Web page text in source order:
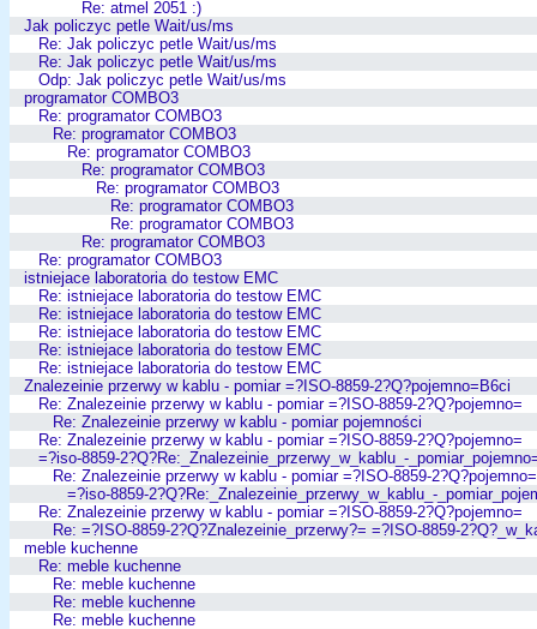
Re: atmel 2051 :)
Jak policzyc petle Wait/us/ms
Re: Jak policzyc petle Wait/us/ms
Re: Jak policzyc petle Wait/us/ms
Odp: Jak policzyc petle Wait/us/ms
programator COMBO3
Re: programator COMBO3
Re: programator COMBO3
Re: programator COMBO3
Re: programator COMBO3
Re: programator COMBO3
Re: programator COMBO3
Re: programator COMBO3
Re: programator COMBO3
Re: programator COMBO3
istniejace laboratoria do testow EMC
Re: istniejace laboratoria do testow EMC
Re: istniejace laboratoria do testow EMC
Re: istniejace laboratoria do testow EMC
Re: istniejace laboratoria do testow EMC
Re: istniejace laboratoria do testow EMC
Znalezeinie przerwy w kablu - pomiar =?ISO-8859-2?Q?pojemno=B6ci
Re: Znalezeinie przerwy w kablu - pomiar =?ISO-8859-2?Q?pojemno=
Re: Znalezeinie przerwy w kablu - pomiar pojemności
Re: Znalezeinie przerwy w kablu - pomiar =?ISO-8859-2?Q?pojemno=
=?iso-8859-2?Q?Re:_Znalezeinie_przerwy_w_kablu_-
Re: Znalezeinie przerwy w kablu - pomiar =?ISO-8859-2?Q?pojemno=
=?iso-8859-2?Q?Re:_Znalezeinie_przerwy_w_kablu_-
Re: Znalezeinie przerwy w kablu - pomiar =?ISO-8859-2?Q?pojemno=
Re: =?ISO-8859-2?Q?Znalezeinie_przerwy?= =?ISO-8859-
meble kuchenne
Re: meble kuchenne
Re: meble kuchenne
Re: meble kuchenne
Re: meble kuchenne